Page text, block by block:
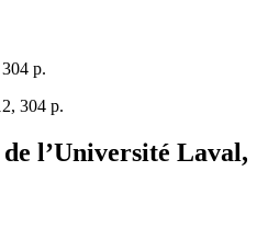
p.
l’Université Laval,